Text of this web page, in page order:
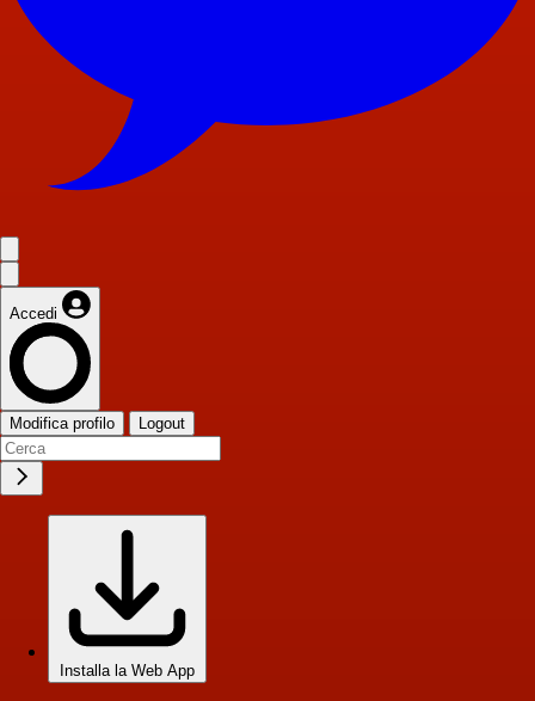
Accedi
Modifica profilo Logout
Installa la Web App